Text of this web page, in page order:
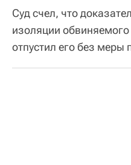
Суд счел, что
изоляции
отпустил его без меры